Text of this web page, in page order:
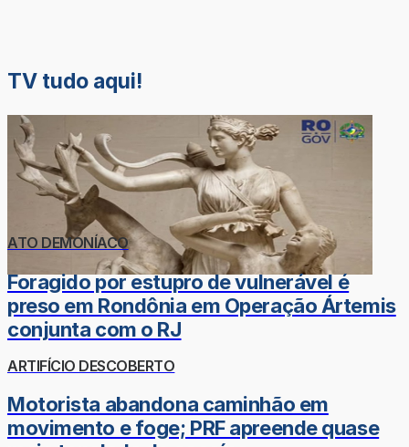
TV tudo aqui!
ATO DEMONÍACO
Foragido por estupro de vulnerável é
preso em Rondônia em Operação Ártemis
conjunta com o RJ
ARTIFÍCIO DESCOBERTO
Motorista abandona caminhão em
movimento e foge; PRF apreende quase